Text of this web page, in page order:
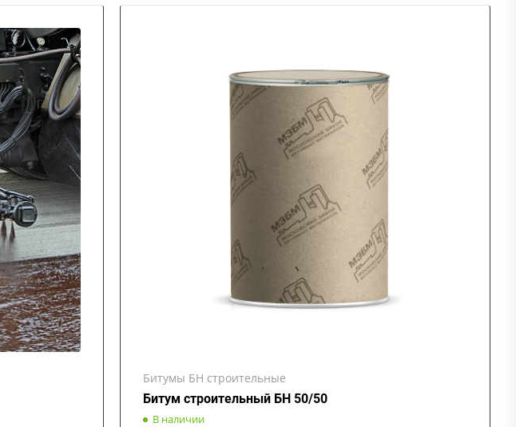
Битумы БН строительные
Битум строительный БН 50/50
В наличии